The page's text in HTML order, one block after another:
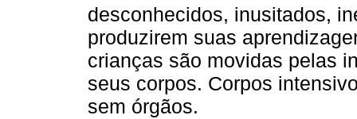
desconhecidos, inusitados,
produzirem suas
crianças são movidas pelas
seus corpos. Corpos
sem órgãos.